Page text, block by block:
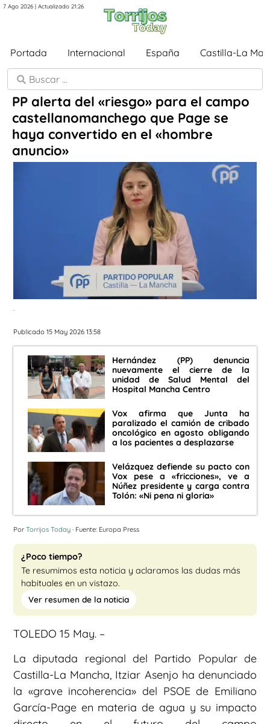
7 Ago 2026 | Actualizado 21:26
Portada Internacional España Castilla-La
PP alerta del «riesgo» para el campo
castellanomanchego que Page se
haya convertido en el «hombre
anuncio»
.
Publicado 15 May 2026 13:58
Hernández (PP) denuncia
nuevamente el cierre de la
unidad de Salud Mental del
Hospital Mancha Centro
Vox afirma que Junta ha
paralizado el camión de cribado
oncológico en agosto obligando
a los pacientes a desplazarse
Velázquez defiende su pacto con
Vox pese a «fricciones», ve a
Núñez presidente y carga contra
Tolón: «Ni pena ni gloria»
Por Torrijos Today · Fuente: Europa Press
¿Poco tiempo?
Te resumimos esta noticia y aclaramos las dudas más
habituales en un vistazo.
Ver resumen de la noticia
TOLEDO 15 May. –
La diputada regional del Partido Popular de
Castilla-La Mancha, Itziar Asenjo ha denunciado
la «grave incoherencia» del PSOE de Emiliano
García-Page en materia de agua y su impacto